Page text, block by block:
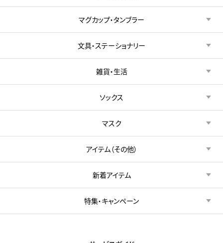
マグカップ・タンブラー
文具・ステーショナリー
雑貨・生活
ソックス
マスク
アイテム（その他）
新着アイテム
特集・キャンペーン